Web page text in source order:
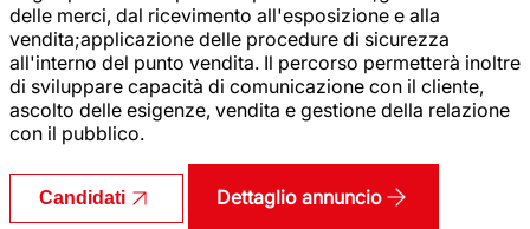
delle merci, dal ricevimento all'esposizione e alla
vendita;applicazione delle procedure di sicurezza
all'interno del punto vendita. Il percorso permetterà inoltre
di sviluppare capacità di comunicazione con il cliente,
ascolto delle esigenze, vendita e gestione della relazione
con il pubblico.
Candidati Dettaglio annuncio